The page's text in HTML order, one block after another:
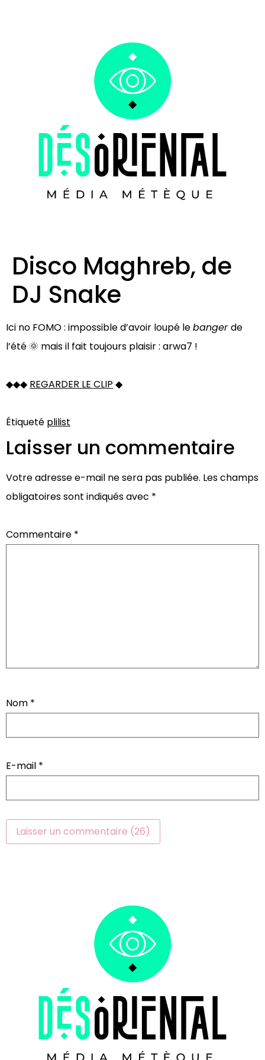
Disco Maghreb, de
DJ Snake
Ici no FOMO : impossible d’avoir loupé lebangerde
l’été 🌞 mais il fait toujours plaisir : arwa7 !
◆◆◆ REGARDER LE CLIP ◆
Étiqueté plilist
Laisser un commentaire
Votre adresse e-mail ne sera pas publiée. Les champs
obligatoires sont indiqués avec *
Commentaire *
Nom *
E-mail *